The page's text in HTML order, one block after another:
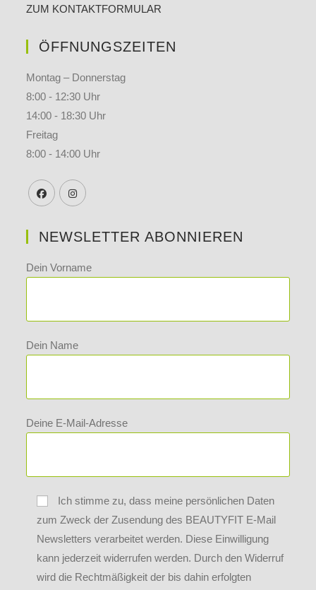
ZUM KONTAKTFORMULAR
ÖFFNUNGSZEITEN
Montag – Donnerstag
8:00 - 12:30 Uhr
14:00 - 18:30 Uhr
Freitag
8:00 - 14:00 Uhr
NEWSLETTER ABONNIEREN
Dein Vorname
Dein Name
Deine E-Mail-Adresse
Ich stimme zu, dass meine persönlichen Daten
zum Zweck der Zusendung des BEAUTYFIT E-Mail
Newsletters verarbeitet werden. Diese Einwilligung
kann jederzeit widerrufen werden. Durch den Widerruf
wird die Rechtmäßigkeit der bis dahin erfolgten